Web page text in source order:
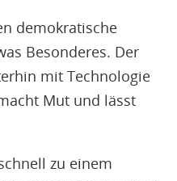
demokratische
Besonderes. Der
mit Technologie
Mut und lässt
zu einem